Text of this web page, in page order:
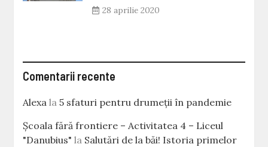
28 aprilie 2020
Comentarii recente
Alexa la5 sfaturi pentru drumeții în pandemie
Școala fără frontiere – Activitatea 4 – Liceul
"Danubius" la Salutări de la băi! Istoria primelor